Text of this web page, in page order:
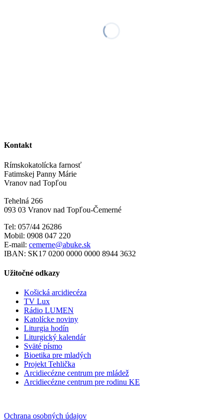
Kontakt
Rímskokatolícka farnosť
Fatimskej Panny Márie
Vranov nad Topľou
Tehelná 266
093 03 Vranov nad Topľou-Čemerné
Tel: 057/44 26286
Mobil: 0908 047 220
E-mail: cemerne@abuke.sk
IBAN: SK17 0200 0000 0000 8944 3632
Užitočné odkazy
Košická arcidiecéza
TV Lux
Rádio LUMEN
Katolícke noviny
Liturgia hodín
Liturgický kalendár
Sväté písmo
Bioetika pre mladých
Projekt Tehlička
Arcidiecézne centrum pre mládež
Arcidiecézne centrum pre rodinu KE
Ochrana osobných údajov